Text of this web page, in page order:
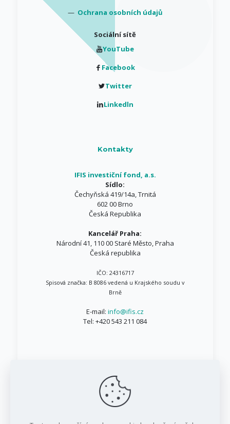
— Ochrana osobních údajů
Sociální sítě
YouTube
Facebook
Twitter
Linkedln
Kontakty
IFIS investiční fond, a.s.
Sídlo:
Čechyňská 419/14a, Trnitá
602 00 Brno
Česká Republika
Kancelář Praha:
Národní 41, 110 00 Staré Město, Praha
Česká republika
IČO: 24316717
Spisová značka: B 8086 vedená u Krajského soudu v
Brně
E-mail: info@ifis.cz
Tel: +420 543 211 084